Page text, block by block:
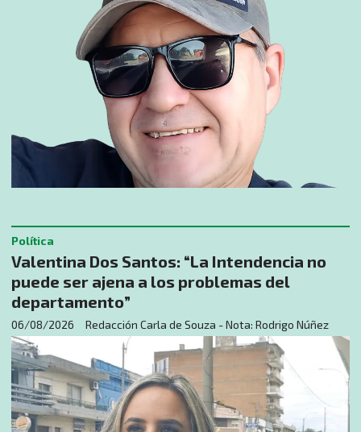
Valentina Dos Santos: “La Intendencia no
puede ser ajena a los problemas del
departamento”
Redacción Carla de Souza - Nota: Rodrigo Núñez
Política
06/08/2026